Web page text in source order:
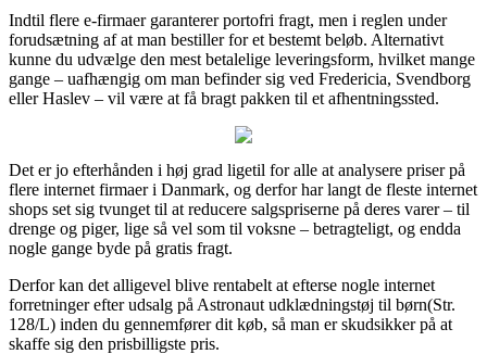
Indtil flere e-firmaer garanterer portofri fragt, men i reglen under
forudsætning af at man bestiller for et bestemt beløb. Alternativt
kunne du udvælge den mest betalelige leveringsform, hvilket mange
gange – uafhængig om man befinder sig ved Fredericia, Svendborg
eller Haslev – vil være at få bragt pakken til et afhentningssted.
Det er jo efterhånden i høj grad ligetil for alle at analysere priser på
flere internet firmaer i Danmark, og derfor har langt de fleste internet
shops set sig tvunget til at reducere salgspriserne på deres varer – til
drenge og piger, lige så vel som til voksne – betragteligt, og endda
nogle gange byde på gratis fragt.
Derfor kan det alligevel blive rentabelt at efterse nogle internet
forretninger efter udsalg på Astronaut udklædningstøj til børn(Str.
128/L) inden du gennemfører dit køb, så man er skudsikker på at
skaffe sig den prisbilligste pris.